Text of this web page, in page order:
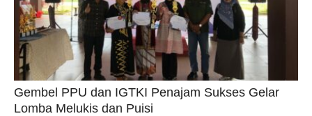
Gembel PPU dan IGTKI Penajam Sukses Gelar
Lomba Melukis dan Puisi